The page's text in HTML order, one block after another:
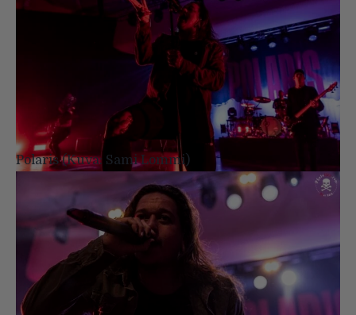
Polaris (Kuva: Sami Lommi)